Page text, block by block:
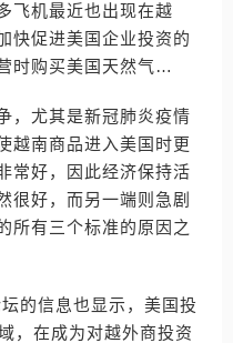
飞机最近也出现在越
促进美国企业投资的
时购买美国天然气…
，尤其是新冠肺炎疫情
越南商品进入美国时更
常好，因此经济保持活
很好，而另一端则急剧
所有三个标准的原因之
的信息也显示，美国投
，在成为对越外商投资